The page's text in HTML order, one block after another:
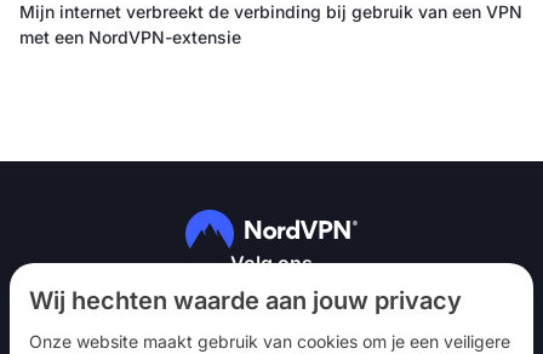
Wij hechten waarde aan jouw privacy
Onze website maakt gebruik van cookies om je een veiligere
Mijn internet verbreekt de verbinding bij gebruik van een VPN
met een NordVPN-extensie
Volg ons